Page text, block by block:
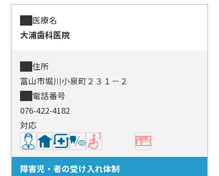
医療名
大浦歯科医院
住所
富山市堀川小泉町２３１－２
電話番号
076-422-4182
対応
障害児・者の受け入れ体制